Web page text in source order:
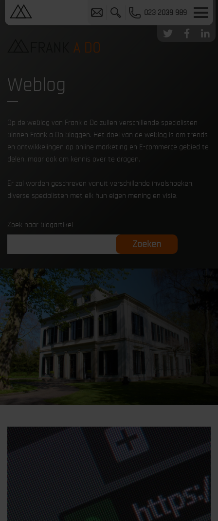
023 2039 989
Weblog
Op de weblog van Frank a Do zullen verschillende specialisten
binnen Frank a Do bloggen. Het doel van de weblog is om trends
en ontwikkelingen op online marketing en E-commerce gebied te
delen, maar ook om kennis over te dragen.
Er zal worden geschreven vanuit verschillende invalshoeken,
diverse specialisten met elk hun eigen mening en visie.
Zoek naar blogartikel